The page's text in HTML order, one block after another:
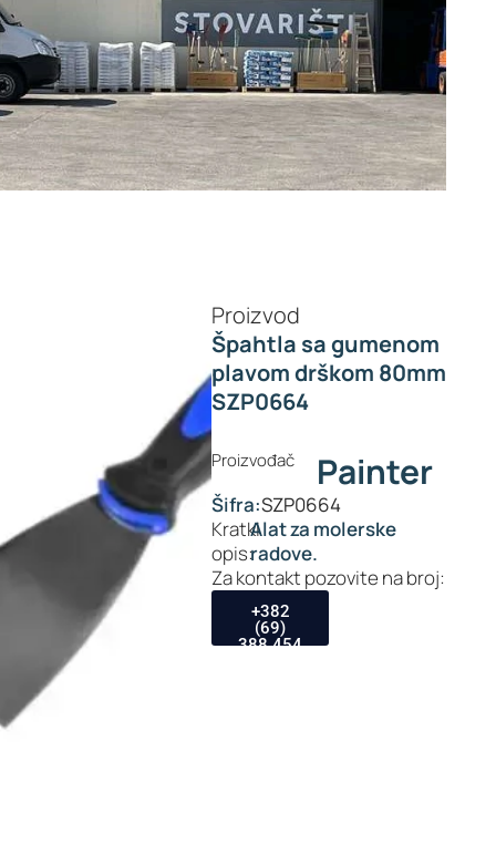
Proizvod
Špahtla sa gumenom
plavom drškom 80mm
SZP0664
Proizvođač Painter
Šifra:SZP0664
Kratki
opis:
Alat za molerske
radove.
Za kontakt pozovite na broj:
+382
(69)
388 454